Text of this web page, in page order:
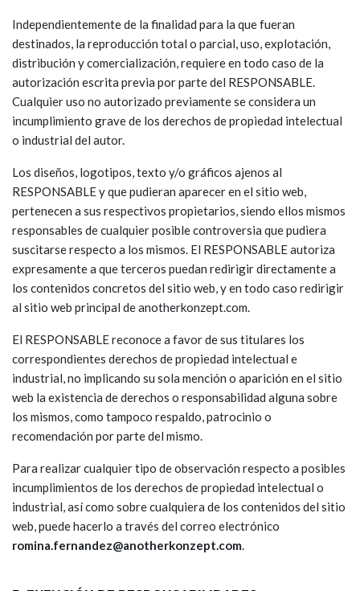
Independientemente de la finalidad para la que fueran
destinados, la reproducción total o parcial, uso, explotación,
distribución y comercialización, requiere en todo caso de la
autorización escrita previa por parte del RESPONSABLE.
Cualquier uso no autorizado previamente se considera un
incumplimiento grave de los derechos de propiedad intelectual
o industrial del autor.
Los diseños, logotipos, texto y/o gráficos ajenos al
RESPONSABLE y que pudieran aparecer en el sitio web,
pertenecen a sus respectivos propietarios, siendo ellos mismos
responsables de cualquier posible controversia que pudiera
suscitarse respecto a los mismos. El RESPONSABLE autoriza
expresamente a que terceros puedan redirigir directamente a
los contenidos concretos del sitio web, y en todo caso redirigir
al sitio web principal de anotherkonzept.com.
El RESPONSABLE reconoce a favor de sus titulares los
correspondientes derechos de propiedad intelectual e
industrial, no implicando su sola mención o aparición en el sitio
web la existencia de derechos o responsabilidad alguna sobre
los mismos, como tampoco respaldo, patrocinio o
recomendación por parte del mismo.
Para realizar cualquier tipo de observación respecto a posibles
incumplimientos de los derechos de propiedad intelectual o
industrial, así como sobre cualquiera de los contenidos del sitio
web, puede hacerlo a través del correo electrónico
romina.fernandez@anotherkonzept.com.